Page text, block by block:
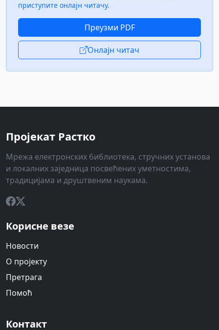
приступите онлајн читачу.
Преузми PDF
Онлајн читач
Пројекат Растко
Мрежа електронских библиотека, стручних установа
и локалних заједница посвећених уметностима,
традицијама и друштвеним наукама.
Корисне везе
Новости
О пројекту
Претрага
Помоћ
Контакт